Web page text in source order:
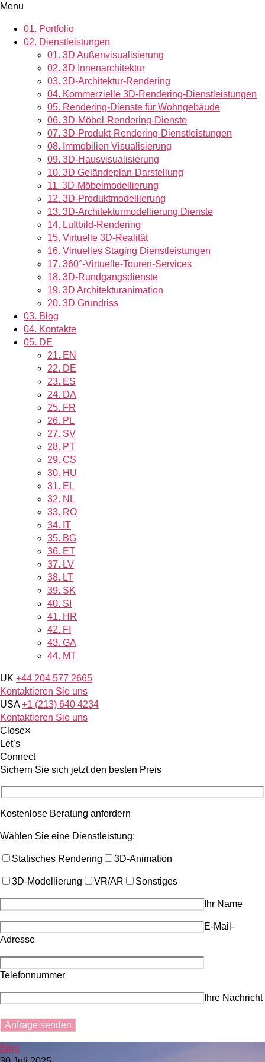
Menu
01. Portfolio
02. Dienstleistungen
01. 3D Außenvisualisierung
02. 3D Innenarchitektur
03. 3D-Architektur-Rendering
04. Kommerzielle 3D-Rendering-Dienstleistungen
05. Rendering-Dienste für Wohngebäude
06. 3D-Möbel-Rendering-Dienste
07. 3D-Produkt-Rendering-Dienstleistungen
08. Immobilien Visualisierung
09. 3D-Hausvisualisierung
10. 3D Geländeplan-Darstellung
11. 3D-Möbelmodellierung
12. 3D-Produktmodellierung
13. 3D-Architekturmodellierung Dienste
14. Luftbild-Rendering
15. Virtuelle 3D-Realität
16. Virtuelles Staging Dienstleistungen
17. 360°-Virtuelle-Touren-Services
18. 3D-Rundgangsdienste
19. 3D Architekturanimation
20. 3D Grundriss
03. Blog
04. Kontakte
05. DE
21. EN
22. DE
23. ES
24. DA
25. FR
26. PL
27. SV
28. PT
29. CS
30. HU
31. EL
32. NL
33. RO
34. IT
35. BG
36. ET
37. LV
38. LT
39. SK
40. SI
41. HR
42. FI
43. GA
44. MT
UK +44 204 577 2665
Kontaktieren Sie uns
USA +1 (213) 640 4234
Kontaktieren Sie uns
Close×
Let’s
Connect
Sichern Sie sich jetzt den besten Preis
Kostenlose Beratung anfordern
Wählen Sie eine Dienstleistung:
Statisches Rendering 3D-Animation
3D-Modellierung VR/AR Sonstiges
Ihr Name
E-Mail-
Adresse
Telefonnummer
Ihre Nachricht
Blog